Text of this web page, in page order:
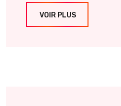
VOIR PLUS